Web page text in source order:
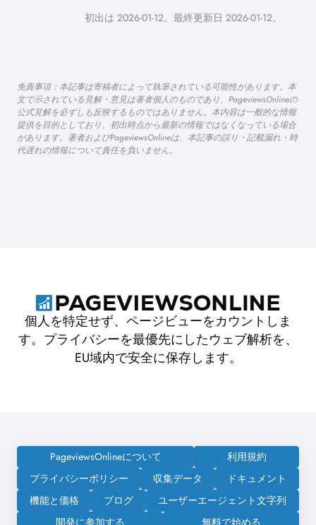
初出は 2026-01-12。最終更新日 2026-01-12。
免責事項：本記事は寄稿者によって執筆されている可能性があります。本
文で示されている見解・意見は著者個人のものであり、PageviewsOnlineの
公式見解を必ずしも反映するものではありません。本内容は一般的な情報
提供を目的としており、初出時点から最新の情報ではなくなっている場合
があります。著者およびPageviewsOnlineは、本記事の誤り・記載漏れ・時
代遅れの情報について責任を負いません。
個人を特定せず、ページビューをカウントしま
す。プライバシーを最優先にしたウェブ解析を、
EU域内で安全に保存します。
PageviewsOnlineについて
利用規約
プライバシーポリシー
収集データ
ドキュメント
機能と価格
ブログ
ユーザーエージェント文字列
開発に参加する
無料で始める